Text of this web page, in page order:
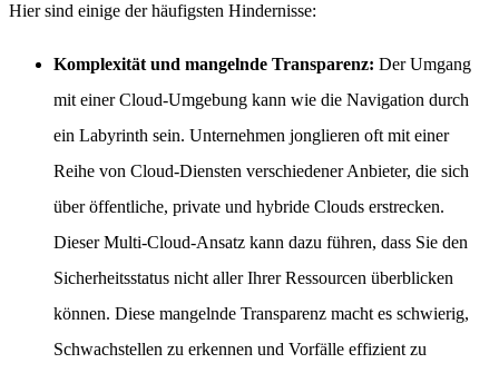
Hier sind einige der häufigsten Hindernisse:
Komplexität und mangelnde Transparenz: Der Umgang
mit einer Cloud-Umgebung kann wie die Navigation durch
ein Labyrinth sein. Unternehmen jonglieren oft mit einer
Reihe von Cloud-Diensten verschiedener Anbieter, die sich
über öffentliche, private und hybride Clouds erstrecken.
Dieser Multi-Cloud-Ansatz kann dazu führen, dass Sie den
Sicherheitsstatus nicht aller Ihrer Ressourcen überblicken
können. Diese mangelnde Transparenz macht es schwierig,
Schwachstellen zu erkennen und Vorfälle effizient zu